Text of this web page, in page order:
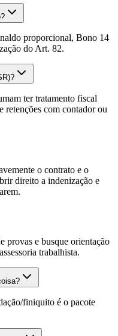
proporcional, Bono 14
do Art. 82.
ter tratamento fiscal
com contador ou
o contrato e o
direito a indenização e
provas e busque orientação
trabalhista.
finiquito é o pacote